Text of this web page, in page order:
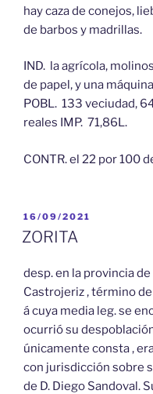
hay caza de conejos,
de barbos y madrillas.
IND. la agrícola,
de papel, y una
POBL. 133 veciudad,
reales IMP. 71,86L.
CONTR. el 22 por 100
PUBLICADO
EL
16/09/2021
ZORITA
desp. en la provincia
Castrojeriz , término
á cuya media leg. se
ocurrió su
únicamente consta ,
con jurisdicción sobre
de D. Diego Sandoval.